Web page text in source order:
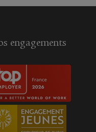
engagements